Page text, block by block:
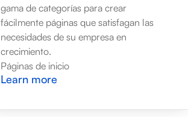
gama de categorías para crear
fácilmente páginas que satisfagan las
necesidades de su empresa en
crecimiento.
Páginas de inicio
Learn more